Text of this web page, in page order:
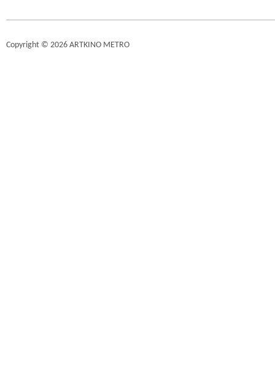
Copyright © 2026 ARTKINO METRO